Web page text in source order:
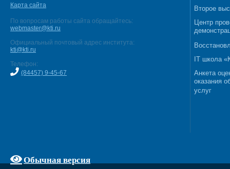
Карта сайта
По вопросам работы сайта обращайтесь:
webmaster@kti.ru
Официальный почтовый адрес института:
kti@kti.ru
Телефон:
(84457) 9-45-67
Обычная версия
Второе
Центр
IT школа
Анкета
оказания
услуг